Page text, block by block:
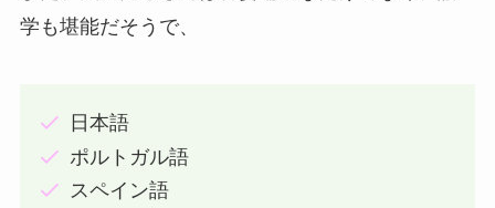
学も堪能だそうで、
日本語
ポルトガル語
スペイン語